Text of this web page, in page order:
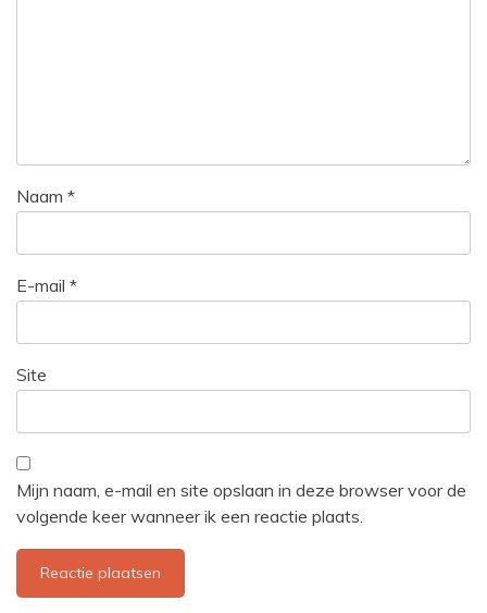
Naam *
E-mail *
Site
Mijn naam, e-mail en site opslaan in deze browser voor de
volgende keer wanneer ik een reactie plaats.